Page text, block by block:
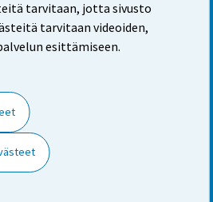
tarvitaan, jotta sivusto
tarvitaan videoiden,
esittämiseen.